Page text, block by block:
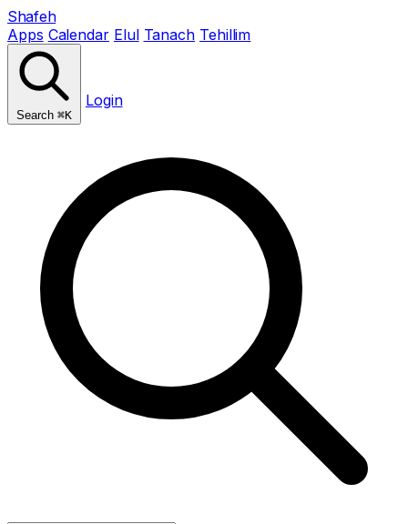
Shafeh
Apps Calendar Elul Tanach Tehillim
Search ⌘K
Login